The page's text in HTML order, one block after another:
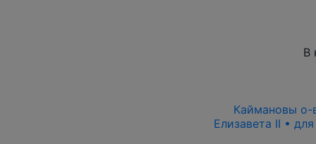
В
Каймановы о-
Елизавета II •